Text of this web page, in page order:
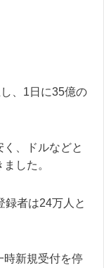
、1日に35億の
、ドルなどと
した。
録者は24万人と
時新規受付を停